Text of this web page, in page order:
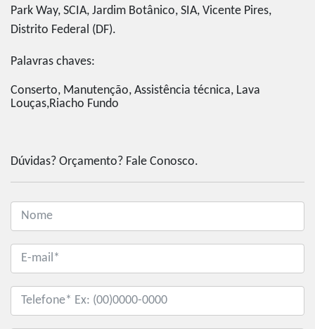
Park Way, SCIA, Jardim Botânico, SIA, Vicente Pires,
Distrito Federal (DF).
Palavras chaves:
Conserto, Manutenção, Assistência técnica, Lava
Louças,Riacho Fundo
Dúvidas? Orçamento? Fale Conosco.